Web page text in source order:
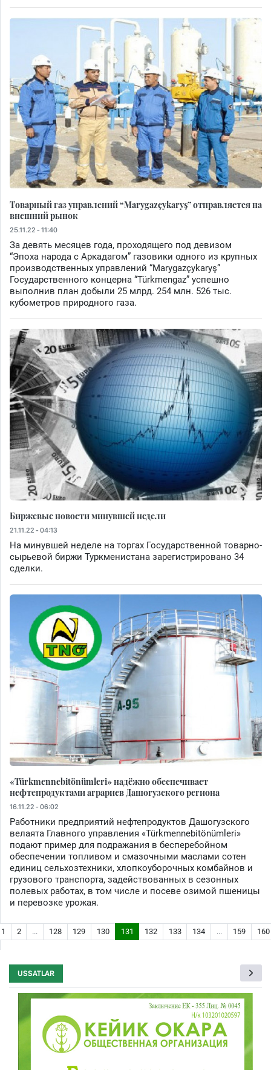
Товарный газ управлений “Marygazçykaryş” отправляется на
внешний рынок
25.11.22 - 11:40
За девять месяцев года, проходящего под девизом
“Эпоха народа с Аркадагом” газовики одного из крупных
производственных управлений “Marygazçykaryş”
Государственного концерна “Türkmengaz” успешно
выполнив план добыли 25 млрд. 254 млн. 526 тыс.
кубометров природного газа.
Биржевые новости минувшей недели
21.11.22 - 04:13
На минувшей неделе на торгах Государственной товарно-
сырьевой биржи Туркменистана зарегистрировано 34
сделки.
«Türkmennebitönümleri» надёжно обеспечивает
нефтепродуктами аграриев Дашогузского региона
16.11.22 - 06:02
Работники предприятий нефтепродуктов Дашогузского
велаята Главного управления «Türkmennebitönümleri»
подают пример для подражания в бесперебойном
обеспечении топливом и смазочными маслами сотен
единиц сельхозтехники, хлопкоуборочных комбайнов и
грузового транспорта, задействованных в сезонных
полевых работах, в том числе и посеве озимой пшеницы
и перевозке урожая.
1 2 ... 128 129 130 131 132 133 134 ... 159 160
USSATLAR